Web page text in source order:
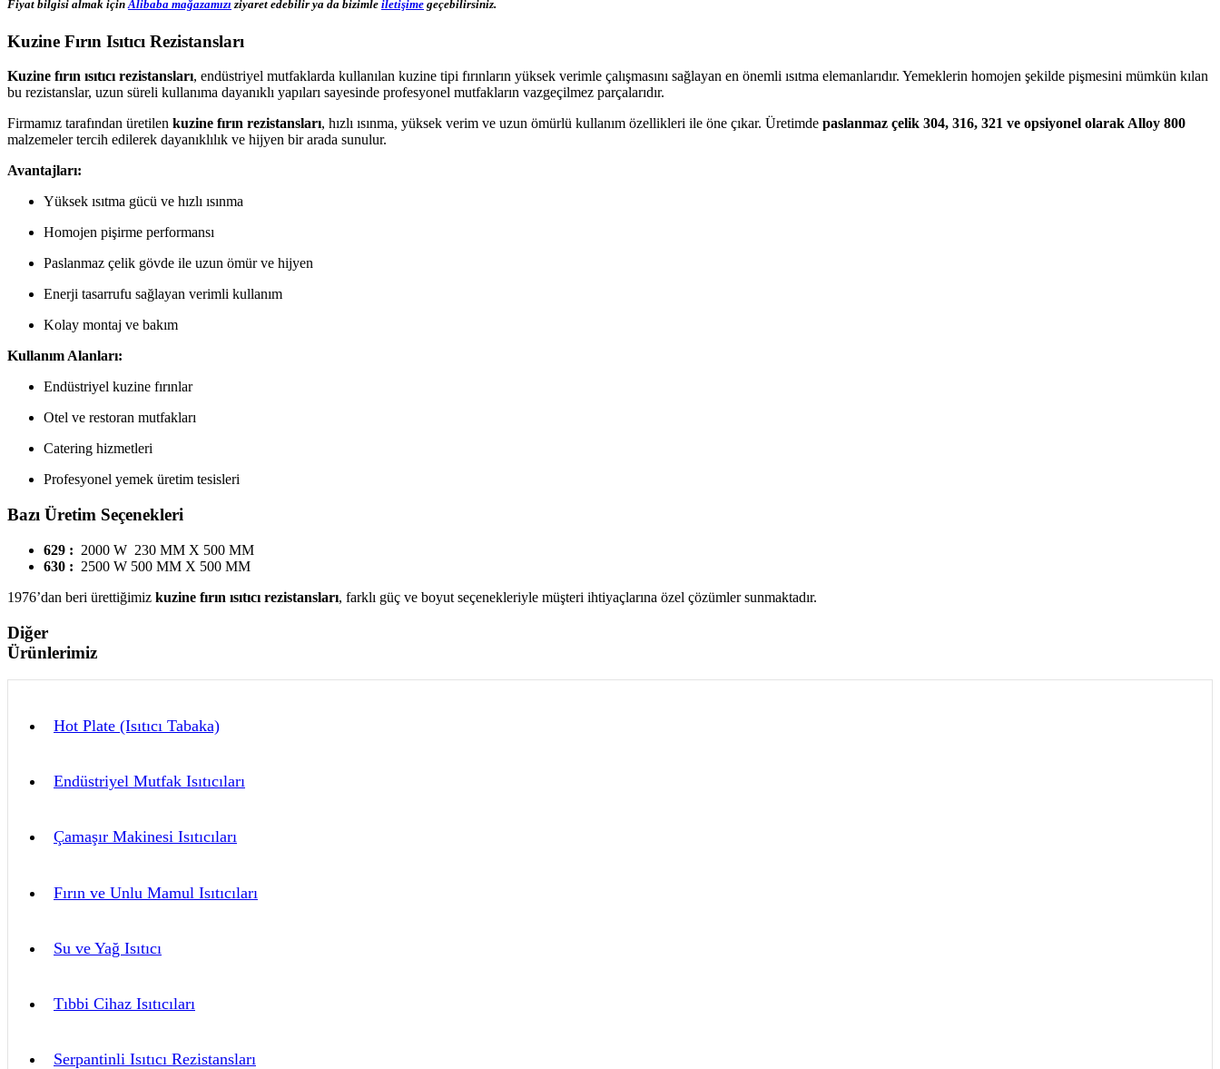
Fiyat bilgisi almak için Alibaba mağazamızı ziyaret edebilir ya da bizimle iletişime geçebilirsiniz.
Kuzine Fırın Isıtıcı Rezistansları
Kuzine fırın ısıtıcı rezistansları, endüstriyel mutfaklarda kullanılan kuzine tipi fırınların yüksek verimle çalışmasını sağlayan en önemli ısıtma elemanlarıdır. Yemeklerin homojen şekilde pişmesini mümkün kılan
bu rezistanslar, uzun süreli kullanıma dayanıklı yapıları sayesinde profesyonel mutfakların vazgeçilmez parçalarıdır.
Firmamız tarafından üretilen kuzine fırın rezistansları, hızlı ısınma, yüksek verim ve uzun ömürlü kullanım özellikleri ile öne çıkar. Üretimde paslanmaz çelik 304, 316, 321 ve opsiyonel olarak Alloy 800
malzemeler tercih edilerek dayanıklılık ve hijyen bir arada sunulur.
Avantajları:
Yüksek ısıtma gücü ve hızlı ısınma
Homojen pişirme performansı
Paslanmaz çelik gövde ile uzun ömür ve hijyen
Enerji tasarrufu sağlayan verimli kullanım
Kolay montaj ve bakım
Kullanım Alanları:
Endüstriyel kuzine fırınlar
Otel ve restoran mutfakları
Catering hizmetleri
Profesyonel yemek üretim tesisleri
Bazı Üretim Seçenekleri
629 : 2000 W 230 MM X 500 MM
630 : 2500 W 500 MM X 500 MM
1976’dan beri ürettiğimiz kuzine fırın ısıtıcı rezistansları, farklı güç ve boyut seçenekleriyle müşteri ihtiyaçlarına özel çözümler sunmaktadır.
Diğer
Ürünlerimiz
Hot Plate (Isıtıcı Tabaka)
Endüstriyel Mutfak Isıtıcıları
Çamaşır Makinesi Isıtıcıları
Fırın ve Unlu Mamul Isıtıcıları
Su ve Yağ Isıtıcı
Tıbbi Cihaz Isıtıcıları
Serpantinli Isıtıcı Rezistansları